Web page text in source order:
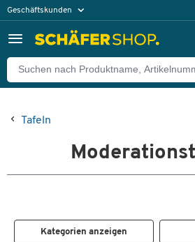
Geschäftskunden
Tafeln
Kategorien anzeigen